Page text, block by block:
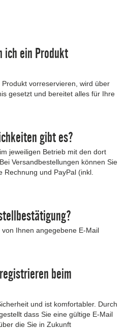
ich ein Produkt
vorreservieren, wird über
gesetzt und bereitet alles für Ihre
gibt es?
jeweiligen Betrieb mit den dort
Versandbestellungen können Sie
Rechnung und PayPal (inkl.
Ihnen angegebene E-Mail
beim
und ist komfortabler. Durch
dass Sie eine gültige E-Mail
die Sie in Zukunft